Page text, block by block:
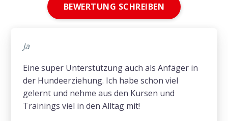
BEWERTUNG SCHREIBEN
Ja
Eine super Unterstützung auch als Anfäger in
der Hundeerziehung. Ich habe schon viel
gelernt und nehme aus den Kursen und
Trainings viel in den Alltag mit!